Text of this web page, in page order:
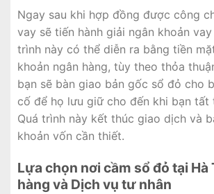
Ngay sau khi hợp đồng được công
vay sẽ tiến hành giải ngân khoản
trình này có thể diễn ra bằng tiền
khoản ngân hàng, tùy theo thỏa
bạn sẽ bàn giao bản gốc sổ đỏ cho
cố để họ lưu giữ cho đến khi bạn tất
Quá trình này kết thúc giao dịch và
khoản vốn cần thiết.
Lựa chọn nơi cầm sổ đỏ tại Hà
hàng và Dịch vụ tư nhân